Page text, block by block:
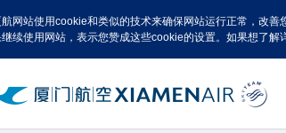
航网站使用cookie和类似的技术来确保网站运行正常，改
续使用网站，表示您赞成这些cookie的设置。如果想了解